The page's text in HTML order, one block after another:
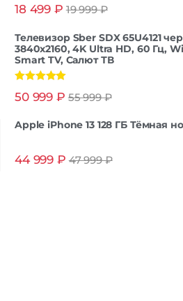
из 5
18 499 ₽ 19 999₽
Телевизор Sber SDX 65U4121
3840x2160, 4K Ultra HD, 60 Гц,
Smart TV, Салют ТВ
из 5
50 999 ₽ 55 999₽
Apple iPhone 13 128 ГБ Тёмная
44 999 ₽ 47 999₽